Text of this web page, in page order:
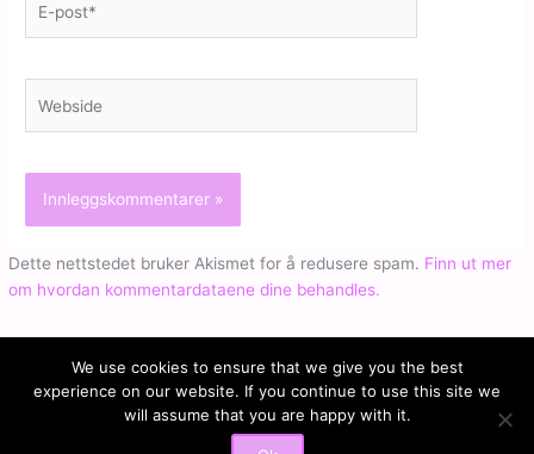
post*
Dette nettstedet bruker Akismet for å redusere spam. Finn ut mer
om hvordan kommentardataene dine behandles.
We use cookies to ensure that we give you the best
experience on our website. If you continue to use this site we
will assume that you are happy with it.